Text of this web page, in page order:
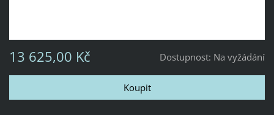
Dostupnost: Na vyžádání
13 625,00 Kč